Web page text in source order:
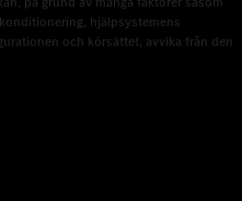
hjälpsystemens
och körsättet, avvika från den